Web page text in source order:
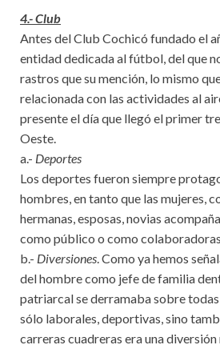
4.- Club
Antes del Club Cochicó fundado el
entidad dedicada al fútbol, del que
rastros que su mención, lo mismo
relacionada con las actividades al
presente el día que llegó el primer
Oeste.
a.- Deportes
Los deportes fueron siempre
hombres, en tanto que las mujeres,
hermanas, esposas, novias
como público o como
b.- Diversiones. Como ya hemos
del hombre como jefe de familia
patriarcal se derramaba sobre
sólo laborales, deportivas, sino
carreras cuadreras era una